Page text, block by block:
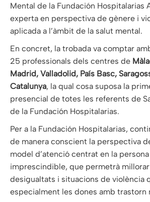
Mental de la Fundación Hospitalarias
experta en perspectiva de gènere i
aplicada a l’àmbit de la salut mental.
En concret, la trobada va comptar
25 professionals dels centres de
Madrid, Valladolid, País Basc,
Catalunya, la qual cosa suposa la
presencial de totes les referents de
de la Fundación Hospitalarias.
Per a la Fundación Hospitalarias,
de manera conscient la perspectiva
model d’atenció centrat en la
imprescindible, que permetrà
desigualtats i situacions de violència
especialment les dones amb trastorn